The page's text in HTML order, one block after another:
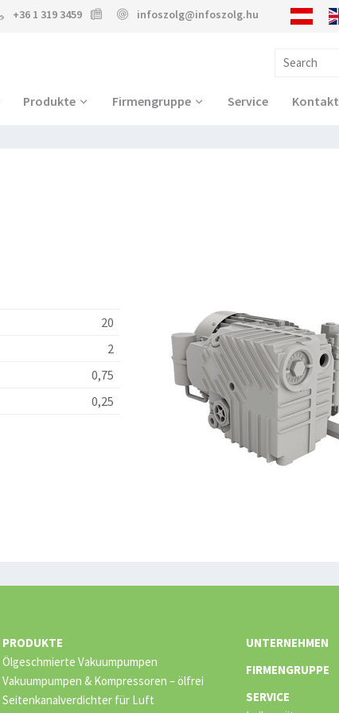
+36 1 319 3459 infoszolg@infoszolg.hu
Produkte Firmengruppe Service Kontakt
20
2
0,75
0,25
PRODUKTE
Ölgeschmierte Vakuumpumpen
Vakuumpumpen & Kompressoren – ölfrei
Seitenkanalverdichter für Luft
UNTERNEHMEN
FIRMENGRUPPE
SERVICE